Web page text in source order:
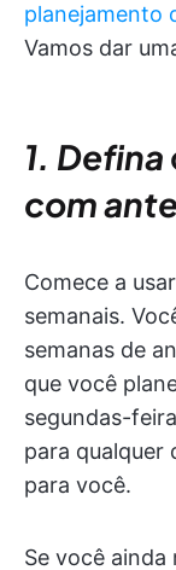
planejamento
Vamos dar
1. Defina
com
Comece a
semanais.
semanas de
que você
segundas-
para qualquer
para você.
Se você ainda